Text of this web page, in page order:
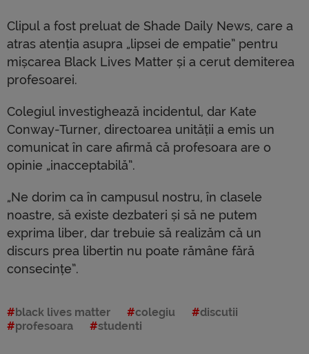
Clipul a fost preluat de Shade Daily News, care a
atras atenția asupra „lipsei de empatie” pentru
mișcarea Black Lives Matter și a cerut demiterea
profesoarei.
Colegiul investighează incidentul, dar Kate
Conway-Turner, directoarea unității a emis un
comunicat în care afirmă că profesoara are o
opinie „inacceptabilă”.
„Ne dorim ca în campusul nostru, în clasele
noastre, să existe dezbateri și să ne putem
exprima liber, dar trebuie să realizăm că un
discurs prea libertin nu poate rămâne fără
consecințe”.
black lives matter colegiu
discutii
profesoara
studenti